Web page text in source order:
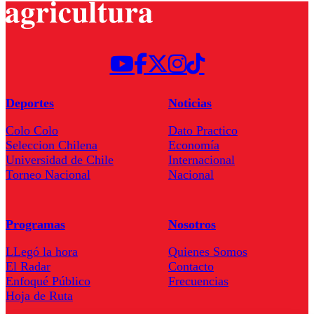
Deportes
Colo Colo
Seleccion Chilena
Universidad de Chile
Torneo Nacional
Noticias
Dato Practico
Economía
Internacional
Nacional
Programas
LLegó la hora
El Radar
Enfoqué Público
Hoja de Ruta
Nosotros
Quienes Somos
Contacto
Frecuencias